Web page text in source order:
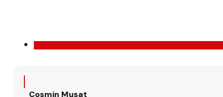
Cosmin Mușat